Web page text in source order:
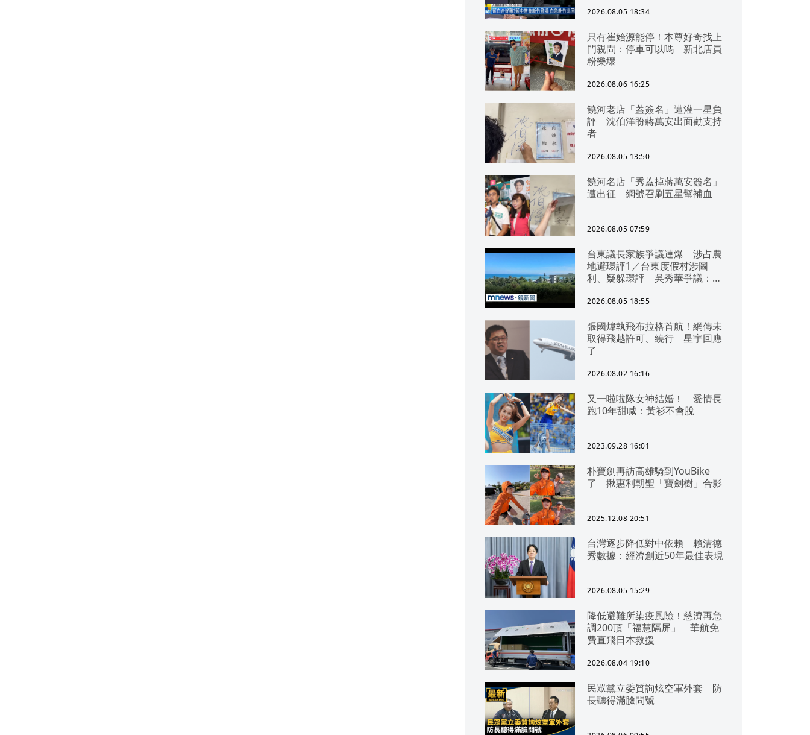
2026.08.05 18:34
只有崔始源能停！本尊好奇找上
門親問：停車可以嗎 新北店員
粉樂壞
2026.08.06 16:25
饒河老店「蓋簽名」遭灌一星負
評 沈伯洋盼蔣萬安出面勸支持
者
2026.08.05 13:50
饒河名店「秀蓋掉蔣萬安簽名」
遭出征 網號召刷五星幫補血
2026.08.05 07:59
台東議長家族爭議連爆 涉占農
地避環評1／台東度假村涉圖
利、疑躲環評 吳秀華爭議：概
2026.08.05 18:55
張國煒執飛布拉格首航！網傳未
取得飛越許可、繞行 星宇回應
了
2026.08.02 16:16
又一啦啦隊女神結婚！ 愛情長
跑10年甜喊：黃衫不會脫
2023.09.28 16:01
朴寶劍再訪高雄騎到YouBike
了 揪惠利朝聖「寶劍樹」合影
2025.12.08 20:51
台灣逐步降低對中依賴 賴清德
秀數據：經濟創近50年最佳表現
2026.08.05 15:29
降低避難所染疫風險！慈濟再急
調200頂「福慧隔屏」 華航免
費直飛日本救援
2026.08.04 19:10
民眾黨立委質詢炫空軍外套 防
長聽得滿臉問號